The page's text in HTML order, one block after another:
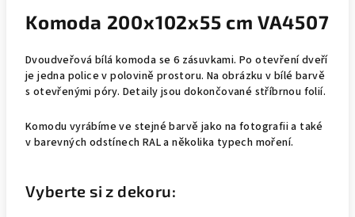
Komoda 200x102x55 cm VA4507
Dvoudveřová bílá komoda se 6 zásuvkami. Po otevření dveří
je jedna police v polovině prostoru. Na obrázku v bílé barvě
s otevřenými póry. Detaily jsou dokončované stříbrnou folií.
Komodu vyrábíme ve stejné barvě jako na fotografii a také
v barevných odstínech RAL a několika typech moření.
Vyberte si z dekoru: